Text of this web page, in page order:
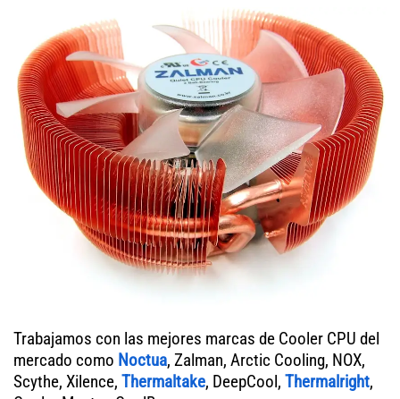
Trabajamos con las mejores marcas de Cooler CPU del
mercado como Noctua, Zalman, Arctic Cooling, NOX,
Scythe, Xilence, Thermaltake, DeepCool, Thermalright,